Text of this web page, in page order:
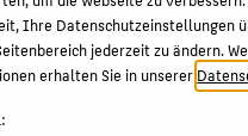
der Führung
› Sonstiger
STUDIUM
LEHRE
Ihre Datenschutzeinstellungen
jederzeit zu ändern.
erhalten Sie in unserer